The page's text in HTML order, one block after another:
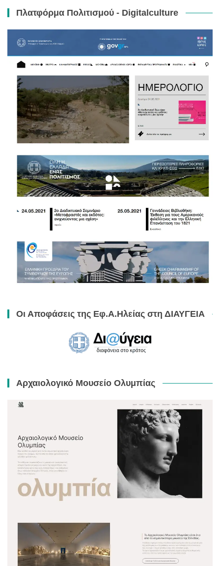
Πλατφόρμα Πολιτισμού - Digitalculture
Οι Αποφάσεις της Εφ.Α.Ηλείας στη ΔΙΑΥΓΕΙΑ
Αρχαιολογικό Μουσείο Ολυμπίας